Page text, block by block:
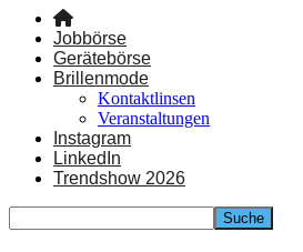
Jobbörse
Gerätebörse
Brillenmode
Kontaktlinsen
Veranstaltungen
Instagram
LinkedIn
Trendshow 2026